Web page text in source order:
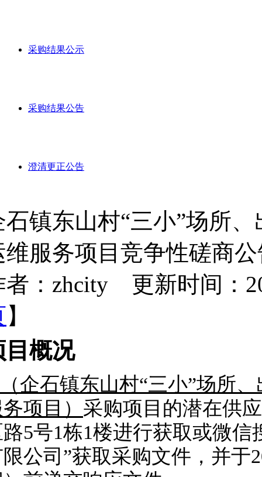
采购结果公示
采购结果公告
澄清更正公告
石镇东山村“三小”场所
维服务项目竞争性磋商
者：zhcity 更新时间：
】
目概况
（企石镇东山村“三小”场所
项目） 采购项目的潜在供
5号1栋1楼进行获取或微
公司”获取采购文件，并于